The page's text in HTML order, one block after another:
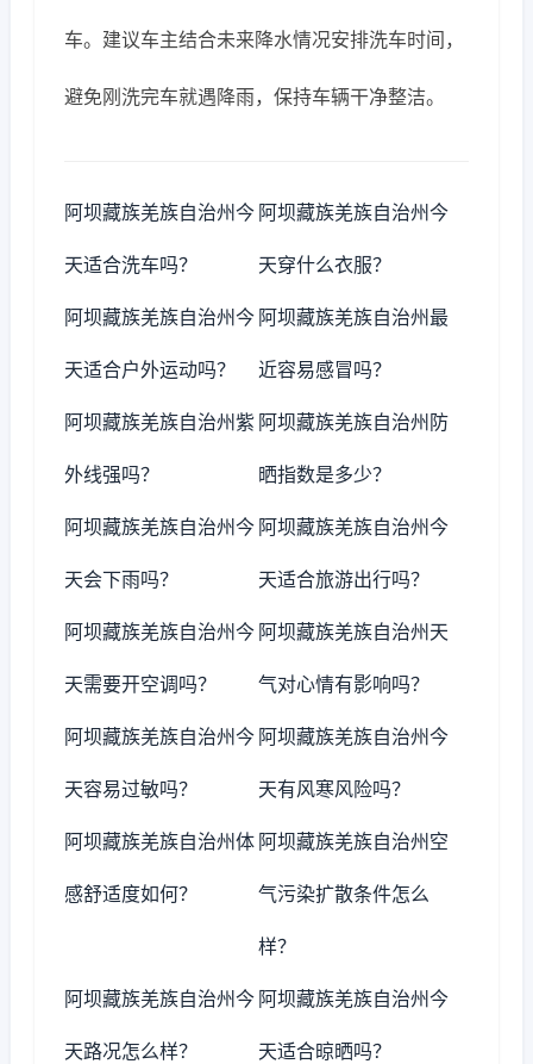
车。建议车主结合未来降水情况安排洗车时间，
避免刚洗完车就遇降雨，保持车辆干净整洁。
阿坝藏族羌族自治州今
天适合洗车吗？
阿坝藏族羌族自治州今
天穿什么衣服？
阿坝藏族羌族自治州今
天适合户外运动吗？
阿坝藏族羌族自治州最
近容易感冒吗？
阿坝藏族羌族自治州紫
外线强吗？
阿坝藏族羌族自治州防
晒指数是多少？
阿坝藏族羌族自治州今
天会下雨吗？
阿坝藏族羌族自治州今
天适合旅游出行吗？
阿坝藏族羌族自治州今
天需要开空调吗？
阿坝藏族羌族自治州天
气对心情有影响吗？
阿坝藏族羌族自治州今
天容易过敏吗？
阿坝藏族羌族自治州今
天有风寒风险吗？
阿坝藏族羌族自治州体
感舒适度如何？
阿坝藏族羌族自治州空
气污染扩散条件怎么
样？
阿坝藏族羌族自治州今
天路况怎么样？
阿坝藏族羌族自治州今
天适合晾晒吗？